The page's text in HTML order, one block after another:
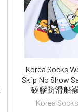
Korea Socks
Skip No Show
矽膠防滑船
Korea